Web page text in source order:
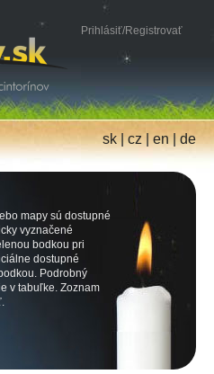
Prihlásiť/Registrovať
sk|cz|en|de
mapy sú dostupné
vyznačené
bodkou pri
dostupné
Podrobný
v tabuľke. Zoznam